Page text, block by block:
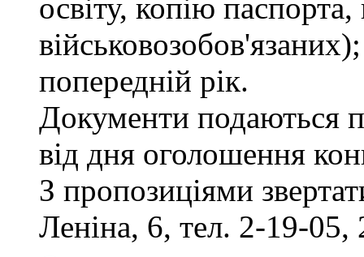
освіту, копію
попередній рік.
Документи подаються
від дня оголошення
З пропозиціями
Леніна, 6, тел. 2-19-05,